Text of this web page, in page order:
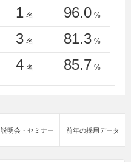
1 名 96.0 %
3 名 81.3 %
4 名 85.7 %
説明会・セミナー 前年の採用データ